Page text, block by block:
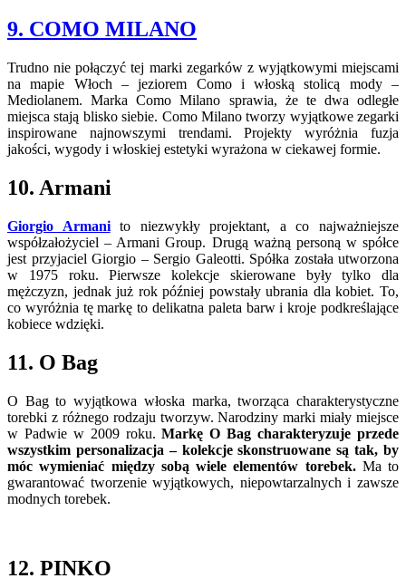
9. COMO MILANO
Trudno nie połączyć tej marki zegarków z wyjątkowymi miejscami
na mapie Włoch – jeziorem Como i włoską stolicą mody –
Mediolanem. Marka Como Milano sprawia, że te dwa odległe
miejsca stają blisko siebie. Como Milano tworzy wyjątkowe zegarki
inspirowane najnowszymi trendami. Projekty wyróżnia fuzja
jakości, wygody i włoskiej estetyki wyrażona w ciekawej formie.
10. Armani
Giorgio Armanito niezwykły projektant, a co najważniejsze
współzałożyciel – Armani Group. Drugą ważną personą w spółce
jest przyjaciel Giorgio – Sergio Galeotti. Spółka została utworzona
w 1975 roku. Pierwsze kolekcje skierowane były tylko dla
mężczyzn, jednak już rok później powstały ubrania dla kobiet. To,
co wyróżnia tę markę to delikatna paleta barw i kroje podkreślające
kobiece wdzięki.
11. O Bag
O Bag to wyjątkowa włoska marka, tworząca charakterystyczne
torebki z różnego rodzaju tworzyw. Narodziny marki miały miejsce
w Padwie w 2009 roku. Markę O Bag charakteryzuje przede
wszystkim personalizacja – kolekcje skonstruowane są tak, by
móc wymieniać między sobą wiele elementów torebek.Ma to
gwarantować tworzenie wyjątkowych, niepowtarzalnych i zawsze
modnych torebek.
12. PINKO